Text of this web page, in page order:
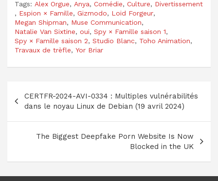
Tags: Alex Orgue, Anya, Comédie, Culture, Divertissement
, Espion × Famille, Gizmodo, Loid Forgeur,
Megan Shipman, Muse Communication,
Natalie Van Sixtine, oui, Spy × Famille saison 1,
Spy × Famille saison 2, Studio Blanc, Toho Animation,
Travaux de trèfle, Yor Briar
de
l’article
CERTFR-2024-AVI-0334 : Multiples vulnérabilités
dans le noyau Linux de Debian (19 avril 2024)
The Biggest Deepfake Porn Website Is Now
Blocked in the UK